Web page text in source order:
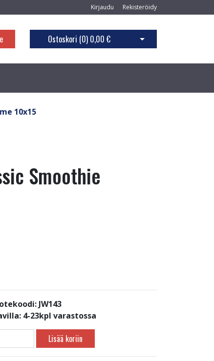
Kirjaudu Rekisteröidy
Ostoskori (0) 0,00 € Avaa ostoskori
10x15
Smoothie
JW143
4-23kpl varastossa
Lisää koriin